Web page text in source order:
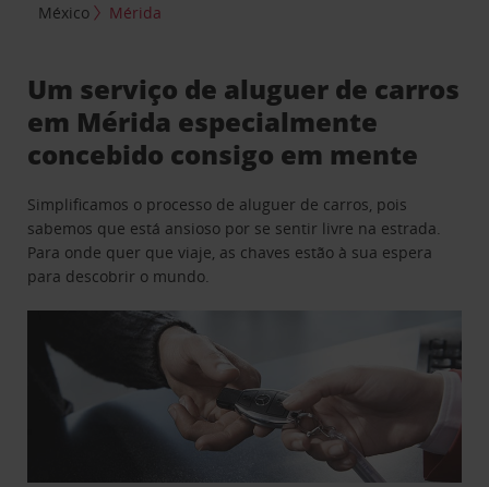
México
Mérida
Um serviço de aluguer de carros
em Mérida especialmente
concebido consigo em mente
Simplificamos o processo de aluguer de carros, pois
sabemos que está ansioso por se sentir livre na estrada.
Para onde quer que viaje, as chaves estão à sua espera
para descobrir o mundo.